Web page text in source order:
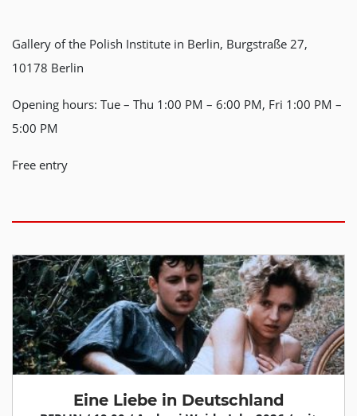
Gallery of the Polish Institute in Berlin, Burgstraße 27,
10178 Berlin
Opening hours: Tue – Thu 1:00 PM – 6:00 PM, Fri 1:00 PM –
5:00 PM
Free entry
Eine Liebe in Deutschland